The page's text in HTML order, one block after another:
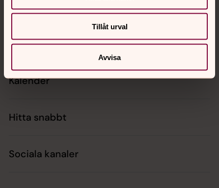
Tillåt urval
Avvisa
Kontakt
Kalender
Hitta snabbt
Sociala kanaler